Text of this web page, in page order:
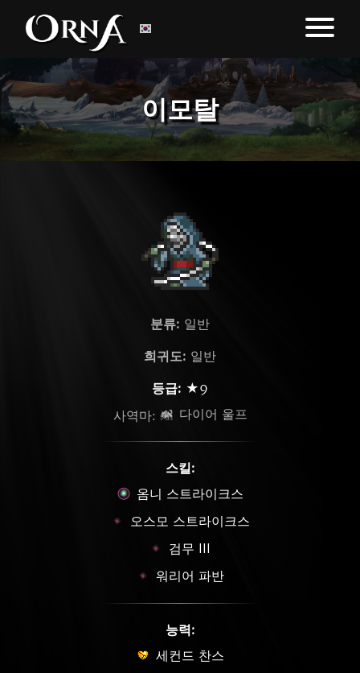
이모탈
분류: 일반
희귀도: 일반
등급: ★9
사역마:
다이어 울프
스킬:
옴니 스트라이크스
오스모 스트라이크스
검무 III
워리어 파반
능력:
세컨드 찬스